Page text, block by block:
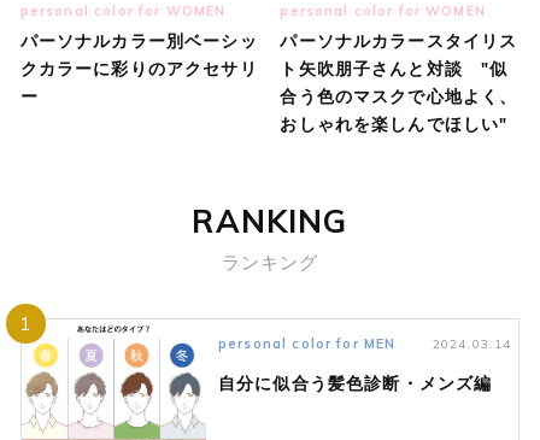
personal color for WOMEN
パーソナルカラー別ベーシッ
クカラーに彩りのアクセサリ
ー
personal color for WOMEN
パーソナルカラースタイリス
ト矢吹朋子さんと対談 "似
合う色のマスクで心地よく、
おしゃれを楽しんでほしい"
RANKING
ランキング
1
personal color for MEN 2024.03.14
自分に似合う髪色診断・メンズ編